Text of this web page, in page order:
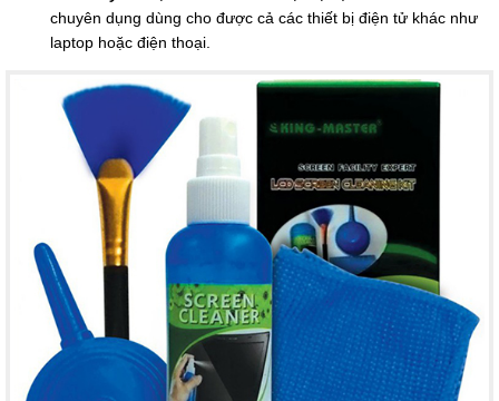
chuyên dụng dùng cho được cả các thiết bị điện tử khác như
laptop hoặc điện thoại.